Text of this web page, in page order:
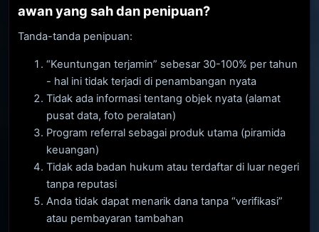
awan yang sah dan penipuan?
Tanda-tanda penipuan:
“Keuntungan terjamin” sebesar 30-100% per tahun
- hal ini tidak terjadi di penambangan nyata
Tidak ada informasi tentang objek nyata (alamat
pusat data, foto peralatan)
Program referral sebagai produk utama (piramida
keuangan)
Tidak ada badan hukum atau terdaftar di luar negeri
tanpa reputasi
Anda tidak dapat menarik dana tanpa “verifikasi”
atau pembayaran tambahan